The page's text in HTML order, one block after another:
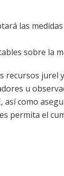
las medidas
sobre la
recursos jurel
u
así como
permita el